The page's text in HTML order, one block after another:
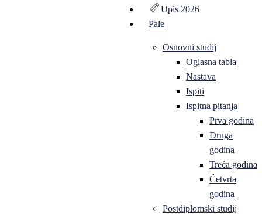
Upis 2026
Pale
Osnovni studij
Oglasna tabla
Nastava
Ispiti
Ispitna pitanja
Prva godina
Druga
godina
Treća godina
Četvrta
godina
Postdiplomski studij